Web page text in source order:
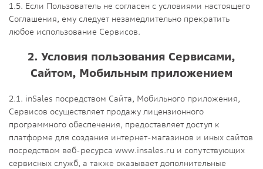
1.5. Если Пользователь не согласен с условиями настоящего
Соглашения, ему следует незамедлительно прекратить
любое использование Сервисов.
2. Условия пользования Сервисами,
Сайтом, Мобильным приложением
2.1. inSales посредством Сайта, Мобильного приложения,
Сервисов осуществляет продажу лицензионного
программного обеспечения, предоставляет доступ к
платформе для создания интернет-магазинов и иных сайтов
посредством веб-ресурса www.insales.ru и сопутствующих
сервисных служб, а также оказывает дополнительные